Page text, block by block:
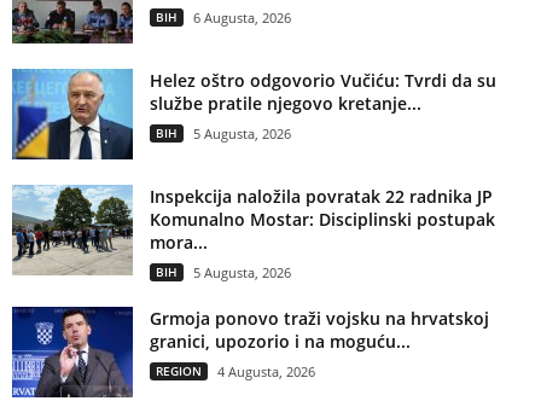
BIH 6 Augusta, 2026
Helez oštro odgovorio Vučiću: Tvrdi da su
službe pratile njegovo kretanje...
BIH 5 Augusta, 2026
Inspekcija naložila povratak 22 radnika JP
Komunalno Mostar: Disciplinski postupak
mora...
BIH 5 Augusta, 2026
Grmoja ponovo traži vojsku na hrvatskoj
granici, upozorio i na moguću...
REGION 4 Augusta, 2026